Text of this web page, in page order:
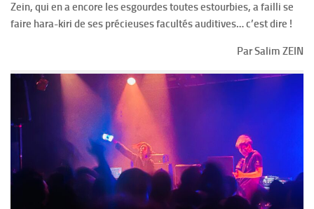
Zein, qui en a encore les esgourdes toutes estourbies, a failli se
faire hara-kiri de ses précieuses facultés auditives… c’est dire !
Par Salim ZEIN